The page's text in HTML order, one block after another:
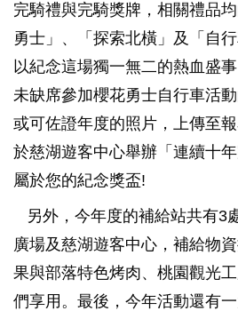
完騎禮與完騎獎牌，相關禮品
勇士」、「探索北橫」及「自
以紀念這場獨一無二的熱血盛
未缺席參加櫻花勇士自行車活
或可佐證年度的照片，上傳至
於慈湖遊客中心舉辦「連續十
屬於您的紀念獎盃!
另外，今年度的補給站共有3
廣場及慈湖遊客中心，補給物
果與部落特色烤肉、桃園觀光
們享用。最後，今年活動還有